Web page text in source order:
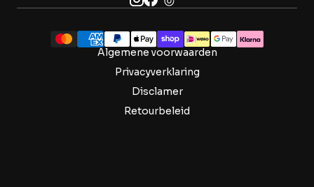
Algemene voorwaarden
Privacyverklaring
Disclamer
Retourbeleid